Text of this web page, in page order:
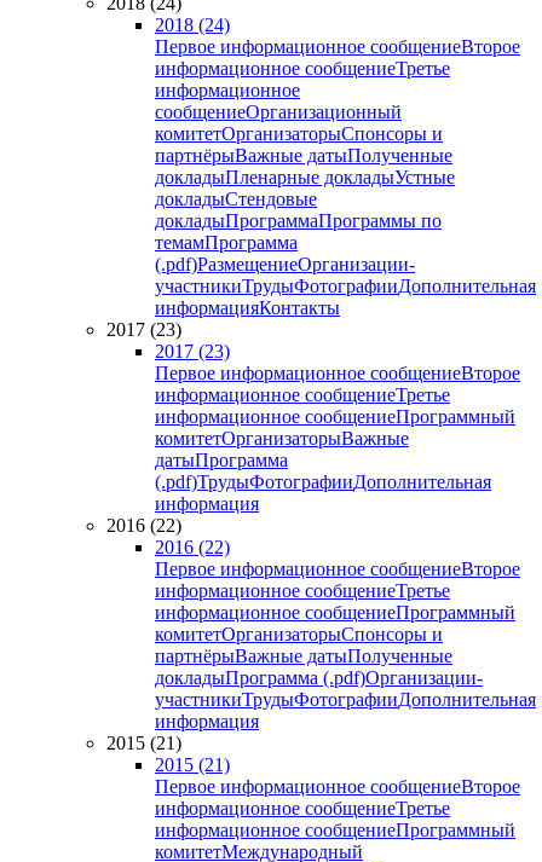
2018 (24)
Первое информационное сообщениеВторое
информационное сообщениеТретье
информационное
сообщениеОрганизационный
комитетОрганизаторыСпонсоры и
партнёрыВажные датыПолученные
докладыПленарные докладыУстные
докладыСтендовые
докладыПрограммаПрограммы по
темамПрограмма
(.pdf)РазмещениеОрганизации-
участникиТрудыФотографииДополнительная
информацияКонтакты
2017 (23)
2017 (23)
Первое информационное сообщениеВторое
информационное сообщениеТретье
информационное сообщениеПрограммный
комитетОрганизаторыВажные
датыПрограмма
(.pdf)ТрудыФотографииДополнительная
информация
2016 (22)
2016 (22)
Первое информационное сообщениеВторое
информационное сообщениеТретье
информационное сообщениеПрограммный
комитетОрганизаторыСпонсоры и
партнёрыВажные датыПолученные
докладыПрограмма (.pdf)Организации-
участникиТрудыФотографииДополнительная
информация
2015 (21)
2015 (21)
Первое информационное сообщениеВторое
информационное сообщениеТретье
информационное сообщениеПрограммный
комитетМеждународный